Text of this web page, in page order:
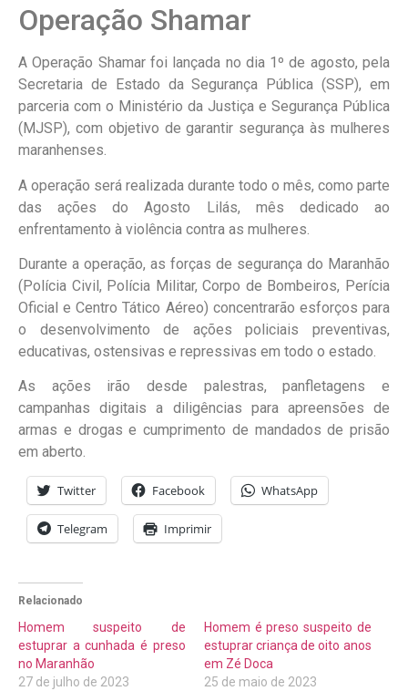
Operação Shamar
A Operação Shamar foi lançada no dia 1º de agosto, pela
Secretaria de Estado da Segurança Pública (SSP), em
parceria com o Ministério da Justiça e Segurança Pública
(MJSP), com objetivo de garantir segurança às mulheres
maranhenses.
A operação será realizada durante todo o mês, como parte
das ações do Agosto Lilás, mês dedicado ao
enfrentamento à violência contra as mulheres.
Durante a operação, as forças de segurança do Maranhão
(Polícia Civil, Polícia Militar, Corpo de Bombeiros, Perícia
Oficial e Centro Tático Aéreo) concentrarão esforços para
o desenvolvimento de ações policiais preventivas,
educativas, ostensivas e repressivas em todo o estado.
As ações irão desde palestras, panfletagens e
campanhas digitais a diligências para apreensões de
armas e drogas e cumprimento de mandados de prisão
em aberto.
Twitter Facebook WhatsApp
Telegram Imprimir
Relacionado
Homem suspeito de
estuprar a cunhada é preso
no Maranhão
27 de julho de 2023
Homem é preso suspeito de
estuprar criança de oito anos
em Zé Doca
25 de maio de 2023